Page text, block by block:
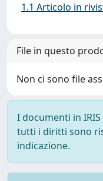
1.1 Articolo in
File in questo
Non ci sono file
I documenti in
tutti i diritti sono
indicazione.